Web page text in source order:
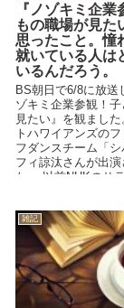
『ノゾキミ企業
もの職場が見た
思ったこと。憧
就いている人は
いるんだろう。
BS朝日で6/8に放送
ゾキミ企業参観！
見たい』を観まし
トハワイアンズの
フダンスチーム「
フィ諒汰さんが出
た。 以前NHKのサ
雑記